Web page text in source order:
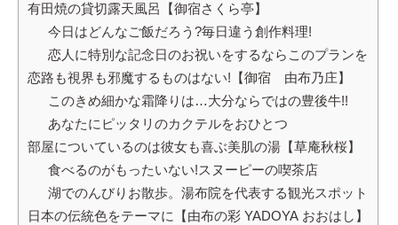
有田焼の貸切露天風呂【御宿さくら亭】
今日はどんなご飯だろう?毎日違う創作料理!
恋人に特別な記念日のお祝いをするならこのプランを
恋路も視界も邪魔するものはない!【御宿 由布乃庄】
このきめ細かな霜降りは…大分ならではの豊後牛!!
あなたにピッタリのカクテルをおひとつ
部屋についているのは彼女も喜ぶ美肌の湯【草庵秋桜】
食べるのがもったいない!スヌーピーの喫茶店
湖でのんびりお散歩。湯布院を代表する観光スポット
日本の伝統色をテーマに【由布の彩 YADOYA おおはし】